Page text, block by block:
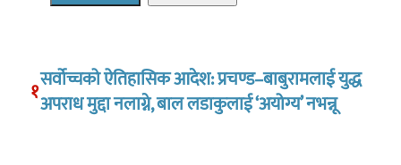
१सर्वोच्चको ऐतिहासिक आदेश: प्रचण्ड–बाबुरामलाई युद्ध
अपराध मुद्दा नलाग्ने, बाल लडाकुलाई ‘अयोग्य’ नभन्नू